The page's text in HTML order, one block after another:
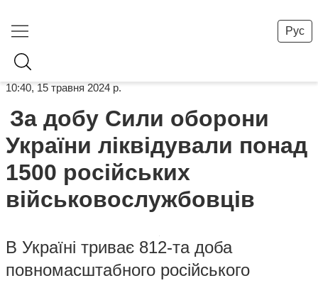
Рус
10:40, 15 травня 2024 р.
За добу Сили оборони
України ліквідували понад
1500 російських
військовослужбовців
В Україні триває 812-та доба
повномасштабного російського